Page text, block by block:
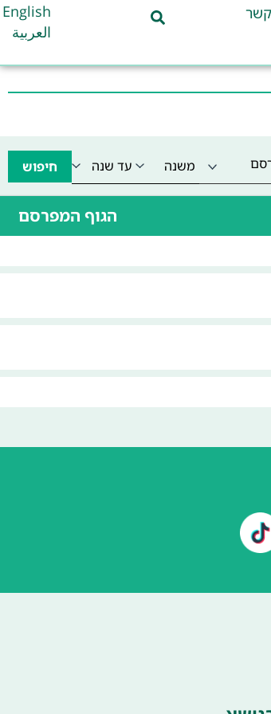
English
العربية
חיפוש
הגוף המפרסם